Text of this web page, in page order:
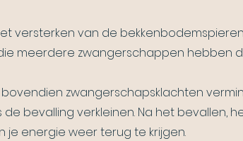
versterken van de
meerdere zwangerschappen hebben
zwangerschapsklachten
bevalling verkleinen. Na het bevallen,
je energie weer terug te krijgen.